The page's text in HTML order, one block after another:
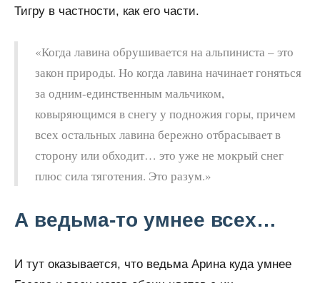
Тигру в частности, как его части.
«Когда лавина обрушивается на альпиниста – это
закон природы. Но когда лавина начинает гоняться
за одним-единственным мальчиком,
ковыряющимся в снегу у подножия горы, причем
всех остальных лавина бережно отбрасывает в
сторону или обходит… это уже не мокрый снег
плюс сила тяготения. Это разум.»
А ведьма-то умнее всех…
И тут оказывается, что ведьма Арина куда умнее